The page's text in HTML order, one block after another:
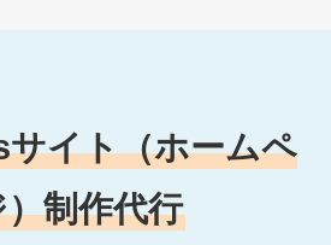
イト（ホームペ
制作代行